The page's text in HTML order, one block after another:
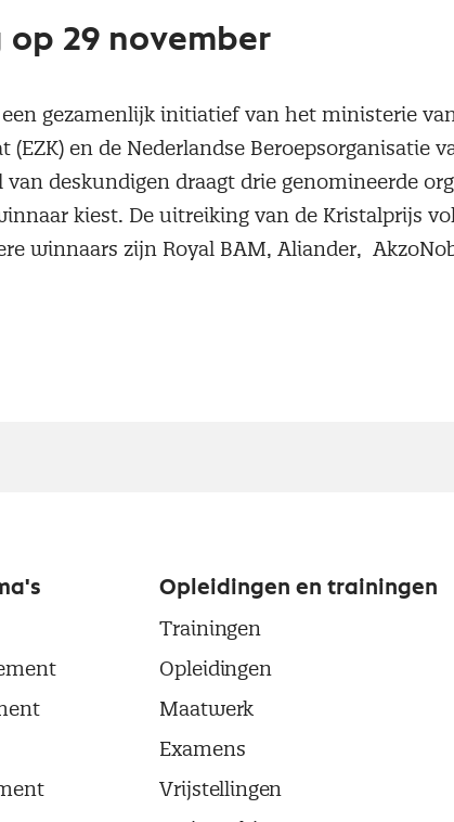
29 november
gezamenlijk initiatief van het ministerie
(EZK) en de Nederlandse Beroepsorganisatie
van deskundigen draagt drie genomineerde
kiest. De uitreiking van de Kristalprijs
winnaars zijn Royal BAM, Aliander,
Opleidingen en trainingen
Trainingen
Opleidingen
Maatwerk
Examens
Vrijstellingen